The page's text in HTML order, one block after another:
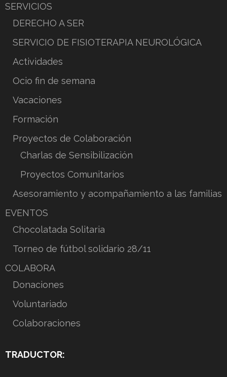
SERVICIOS
DERECHO A SER
SERVICIO DE FISIOTERAPIA NEUROLÓGICA
Actividades
Ocio fin de semana
Vacaciones
Formación
Proyectos de Colaboración
Charlas de Sensibilización
Proyectos Comunitarios
Asesoramiento y acompañamiento a las familias
EVENTOS
Chocolatada Solitaria
Torneo de fútbol solidario 28/11
COLABORA
Donaciones
Voluntariado
Colaboraciones
TRADUCTOR: